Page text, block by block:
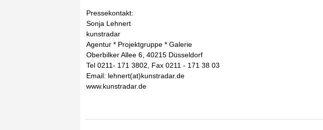
Pressekontakt:
Sonja Lehnert
kunstradar
Agentur * Projektgruppe * Galerie
Oberbilker Allee 6, 40215 Düsseldorf
Tel 0211- 171 3802, Fax 0211 - 171 38 03
Email: lehnert(at)kunstradar.de
www.kunstradar.de